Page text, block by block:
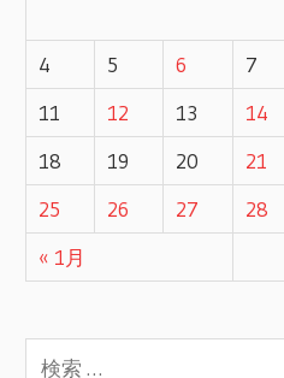
ビ
ゲ
ー
シ
ョ
« 1月
4
5 6 7
11
12 13 14
18
19 20 21
25
26 27 28